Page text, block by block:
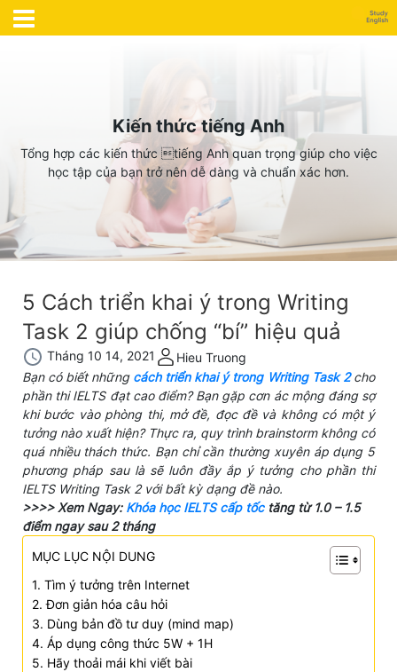
Kiến thức tiếng Anh
Tổng hợp các kiến thức tiếng Anh quan trọng giúp cho việc
học tập của bạn trở nên dễ dàng và chuẩn xác hơn.
5 Cách triển khai ý trong Writing
Task 2 giúp chống “bí” hiệu quả
Tháng 10 14, 2021
Hieu Truong
Bạn có biết những cách triển khai ý trong Writing Task 2 cho
phần thi IELTS đạt cao điểm? Bạn gặp cơn ác mộng đáng sợ
khi bước vào phòng thi, mở đề, đọc đề và không có một ý
tưởng nào xuất hiện? Thực ra, quy trình brainstorm không có
quá nhiều thách thức. Bạn chỉ cần thường xuyên áp dụng 5
phương pháp sau là sẽ luôn đầy ắp ý tưởng cho phần thi
IELTS Writing Task 2 với bất kỳ dạng đề nào.
>>>> Xem Ngay: Khóa học IELTS cấp tốctăng từ 1.0 – 1.5
điểm ngay sau 2 tháng
MỤC LỤC NỘI DUNG
1. Tìm ý tưởng trên Internet
2. Đơn giản hóa câu hỏi
3. Dùng bản đồ tư duy (mind map)
4. Áp dụng công thức 5W + 1H
5. Hãy thoải mái khi viết bài